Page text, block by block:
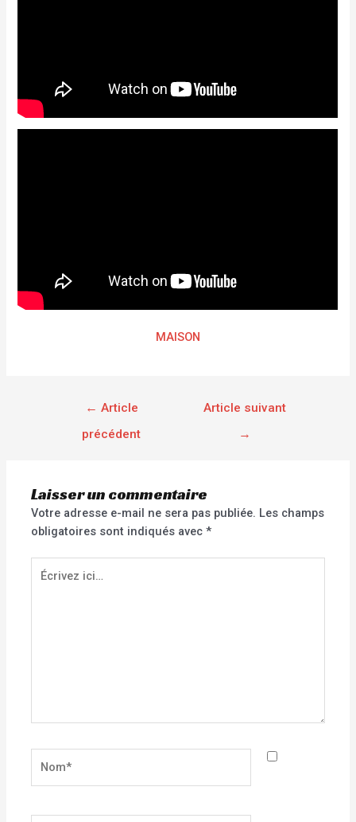
MAISON
← Article
précédent
Article suivant
→
Laisser un commentaire
Votre adresse e-mail ne sera pas publiée. Les champs
obligatoires sont indiqués avec*
Écrivez
ici…